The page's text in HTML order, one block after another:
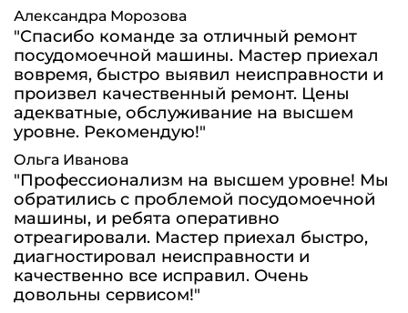
Александра Морозова
"Спасибо команде за отличный ремонт
посудомоечной машины. Мастер приехал
вовремя, быстро выявил неисправности и
произвел качественный ремонт. Цены
адекватные, обслуживание на высшем
уровне. Рекомендую!"
Ольга Иванова
"Профессионализм на высшем уровне! Мы
обратились с проблемой посудомоечной
машины, и ребята оперативно
отреагировали. Мастер приехал быстро,
диагностировал неисправности и
качественно все исправил. Очень
довольны сервисом!"